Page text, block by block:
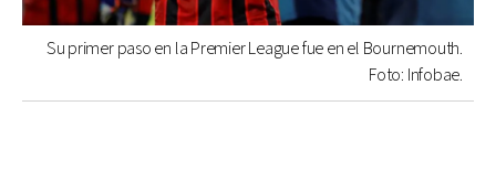
Su primer paso en la Premier League fue en el Bournemouth.
Foto: Infobae.